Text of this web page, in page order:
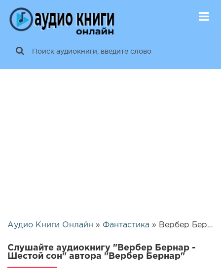
Аудио Книги Онлайн » Фантастика » Вербер Бернар - Шестой сон | 14952
Слушайте аудиокнигу "Вербер Бернар -
Шестой сон" автора "Вербер Бернар"